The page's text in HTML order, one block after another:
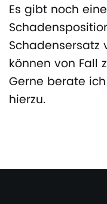
Es gibt noch
Schadensersatz
können von Fall
Gerne berate
hierzu.